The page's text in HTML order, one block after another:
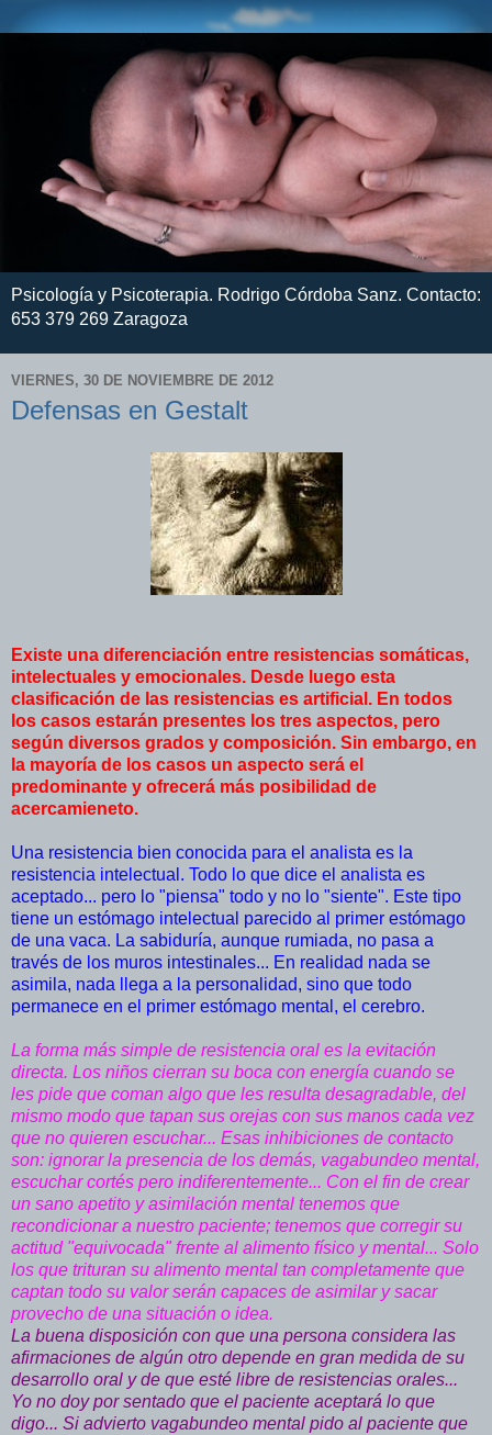
Psicología y Psicoterapia. Rodrigo Córdoba Sanz. Contacto:
653 379 269 Zaragoza
VIERNES, 30 DE NOVIEMBRE DE 2012
Defensas en Gestalt
Existe una diferenciación entre resistencias somáticas,
intelectuales y emocionales. Desde luego esta
clasificación de las resistencias es artificial. En todos
los casos estarán presentes los tres aspectos, pero
según diversos grados y composición. Sin embargo, en
la mayoría de los casos un aspecto será el
predominante y ofrecerá más posibilidad de
acercamieneto.
Una resistencia bien conocida para el analista es la
resistencia intelectual. Todo lo que dice el analista es
aceptado... pero lo "piensa" todo y no lo "siente". Este tipo
tiene un estómago intelectual parecido al primer estómago
de una vaca. La sabiduría, aunque rumiada, no pasa a
través de los muros intestinales... En realidad nada se
asimila, nada llega a la personalidad, sino que todo
permanece en el primer estómago mental, el cerebro.
La forma más simple de resistencia oral es la evitación
directa. Los niños cierran su boca con energía cuando se
les pide que coman algo que les resulta desagradable, del
mismo modo que tapan sus orejas con sus manos cada vez
que no quieren escuchar... Esas inhibiciones de contacto
son: ignorar la presencia de los demás, vagabundeo mental,
escuchar cortés pero indiferentemente... Con el fin de crear
un sano apetito y asimilación mental tenemos que
recondicionar a nuestro paciente; tenemos que corregir su
actitud "equivocada" frente al alimento físico y mental... Solo
los que trituran su alimento mental tan completamente que
captan todo su valor serán capaces de asimilar y sacar
provecho de una situación o idea.
La buena disposición con que una persona considera las
afirmaciones de algún otro depende en gran medida de su
desarrollo oral y de que esté libre de resistencias orales...
Yo no doy por sentado que el paciente aceptará lo que
digo... Si advierto vagabundeo mental pido al paciente que